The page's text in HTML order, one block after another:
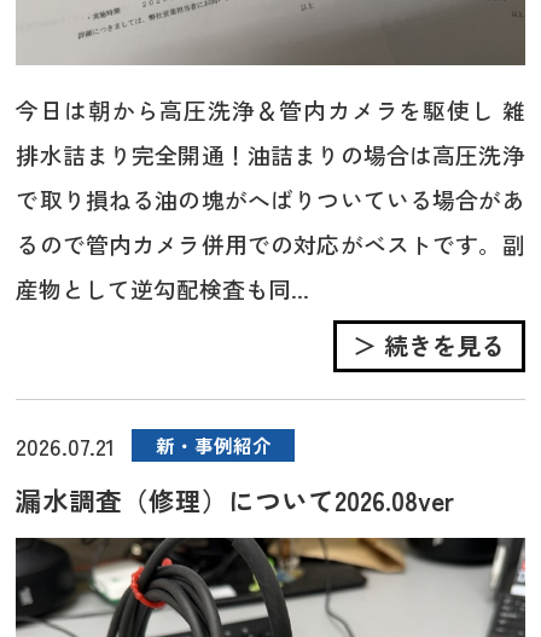
今日は朝から高圧洗浄＆管内カメラを駆使し 雑
排水詰まり完全開通！油詰まりの場合は高圧洗浄
で取り損ねる油の塊がへばりついている場合があ
るので管内カメラ併用での対応がベストです。副
産物として逆勾配検査も同...
＞ 続きを見る
2026.07.21 新・事例紹介
漏水調査（修理）について2026.08ver